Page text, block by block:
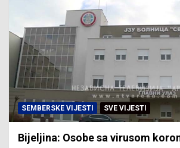
SEMBERSKE VIJESTI SVE VIJESTI
Bijeljina: Osobe sa virusom